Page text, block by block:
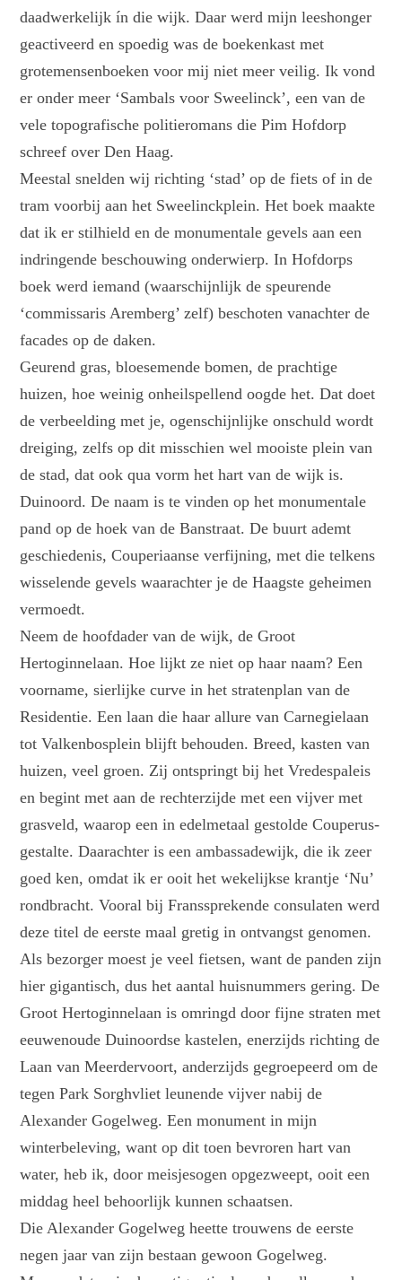
daadwerkelijk ín die wijk. Daar werd mijn leeshonger
geactiveerd en spoedig was de boekenkast met
grotemensenboeken voor mij niet meer veilig. Ik vond
er onder meer ‘Sambals voor Sweelinck’, een van de
vele topografische politieromans die Pim Hofdorp
schreef over Den Haag.
Meestal snelden wij richting ‘stad’ op de fiets of in de
tram voorbij aan het Sweelinckplein. Het boek maakte
dat ik er stilhield en de monumentale gevels aan een
indringende beschouwing onderwierp. In Hofdorps
boek werd iemand (waarschijnlijk de speurende
‘commissaris Aremberg’ zelf) beschoten vanachter de
facades op de daken.
Geurend gras, bloesemende bomen, de prachtige
huizen, hoe weinig onheilspellend oogde het. Dat doet
de verbeelding met je, ogenschijnlijke onschuld wordt
dreiging, zelfs op dit misschien wel mooiste plein van
de stad, dat ook qua vorm het hart van de wijk is.
Duinoord. De naam is te vinden op het monumentale
pand op de hoek van de Banstraat. De buurt ademt
geschiedenis, Couperiaanse verfijning, met die telkens
wisselende gevels waarachter je de Haagste geheimen
vermoedt.
Neem de hoofdader van de wijk, de Groot
Hertoginnelaan. Hoe lijkt ze niet op haar naam? Een
voorname, sierlijke curve in het stratenplan van de
Residentie. Een laan die haar allure van Carnegielaan
tot Valkenbosplein blijft behouden. Breed, kasten van
huizen, veel groen. Zij ontspringt bij het Vredespaleis
en begint met aan de rechterzijde met een vijver met
grasveld, waarop een in edelmetaal gestolde Couperus-
gestalte. Daarachter is een ambassadewijk, die ik zeer
goed ken, omdat ik er ooit het wekelijkse krantje ‘Nu’
rondbracht. Vooral bij Franssprekende consulaten werd
deze titel de eerste maal gretig in ontvangst genomen.
Als bezorger moest je veel fietsen, want de panden zijn
hier gigantisch, dus het aantal huisnummers gering. De
Groot Hertoginnelaan is omringd door fijne straten met
eeuwenoude Duinoordse kastelen, enerzijds richting de
Laan van Meerdervoort, anderzijds gegroepeerd om de
tegen Park Sorghvliet leunende vijver nabij de
Alexander Gogelweg. Een monument in mijn
winterbeleving, want op dit toen bevroren hart van
water, heb ik, door meisjesogen opgezweept, ooit een
middag heel behoorlijk kunnen schaatsen.
Die Alexander Gogelweg heette trouwens de eerste
negen jaar van zijn bestaan gewoon Gogelweg.